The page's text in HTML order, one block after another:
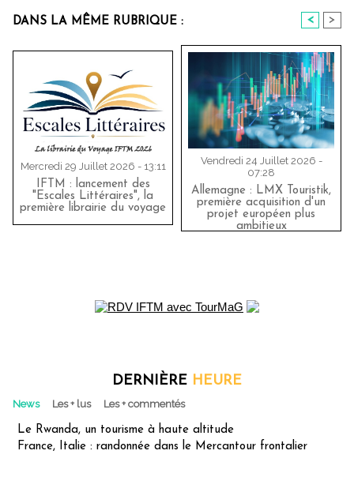
DANS LA MÊME RUBRIQUE : < >
Mercredi 29 Juillet 2026 - 13:11
IFTM : lancement des
"Escales Littéraires", la
première librairie du voyage
Vendredi 24 Juillet 2026 -
07:28
Allemagne : LMX Touristik,
première acquisition d'un
projet européen plus
ambitieux
DERNIÈRE HEURE
News Les + lus Les + commentés
Le Rwanda, un tourisme à haute altitude
France, Italie : randonnée dans le Mercantour frontalier